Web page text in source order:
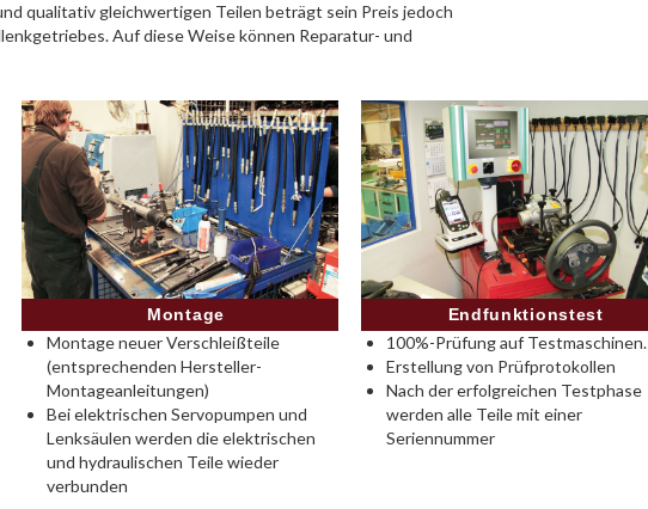
qualitativ gleichwertigen Teilen beträgt sein Preis jedoch
Auf diese Weise können Reparatur- und
Montage
Montage neuer Verschleißteile
(entsprechenden Hersteller-
Montageanleitungen)
Bei elektrischen Servopumpen und
Lenksäulen werden die elektrischen
und hydraulischen Teile wieder
verbunden
Endfunktionstest
100%-Prüfung auf Testmaschinen.
Erstellung von Prüfprotokollen
Nach der erfolgreichen Testphase
werden alle Teile mit einer
Seriennummer